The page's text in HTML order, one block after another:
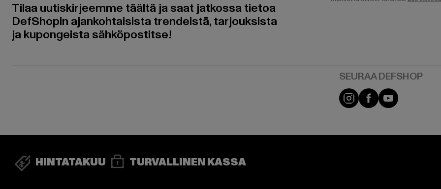
Tilaa uutiskirjeemme täältä ja saat jatkossa tietoa
DefShopin ajankohtaisista trendeistä, tarjouksista
ja kupongeista sähköpostitse!
Visit our Instagram
Visit ourVisit our
HINTATAKUU TURVALLINEN KASSA